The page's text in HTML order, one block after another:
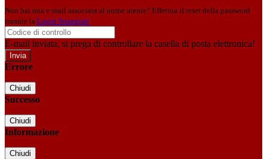
Non hai una e-mail associata al nome utente? Effettua il reset della password
tramite la Login Spaggiari
E-mail inviata, si prega di controllare la casella di posta elettronica!
Errore
Chiudi
Successo
Chiudi
Informazione
Chiudi